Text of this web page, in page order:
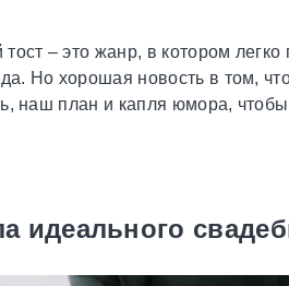
– это жанр, в котором
Но хорошая новость в том,
наш план и капля юмора,
идеального